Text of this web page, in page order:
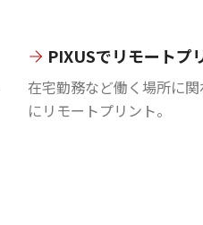
PIXUSでリモートプ
在宅勤務など働く場所に
にリモートプリント。